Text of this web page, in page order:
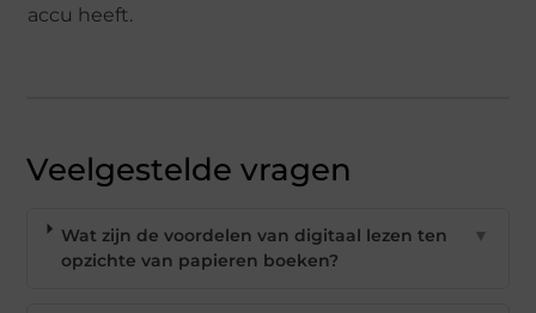
accu heeft.
Veelgestelde vragen
Wat zijn de voordelen van digitaal lezen ten
opzichte van papieren boeken?
▼